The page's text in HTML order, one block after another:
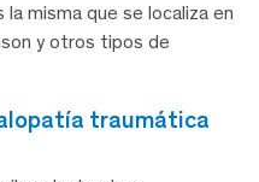
misma que se localiza en
y otros tipos de